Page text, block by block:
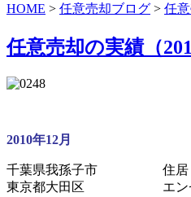
HOME > 任意売却ブログ > 任
任意売却の実績（
2010年12月
千葉県我孫子市 住居・
東京都大田区 エンゼル